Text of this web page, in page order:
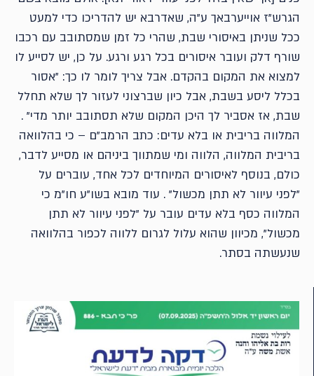
הגרש"ז אוייערבאך ע"ה, שאדרבא יש להדריכו כדי למעט
ככל שניתן באיסורי שבת, שהרי כל זמן שמסתובב עם רכבו
שורף דלק ועובר איסורים בכל רגע ורגע. על כן, יש לסייע לו
למצוא את המקום בהקדם. אבל צריך לומר לו כך: "אסור
בכלל ליסע בשבת, אבל כיון שברצוני לעזור לך שלא תחלל
שבת, אז אסביר לך היכן המקום שלא תסתובב יותר מדי" .
המלווה בריבית או בלא עדים: כתב הרמב"ם – כי בהלוואה
בריבית המלווה, הלווה ומי שמתווך ביניהם או מסייע לדבר,
כולם, בנוסף לאיסורים המיוחדים לכל אחד, עוברים על
"לפני עיוור לא תתן מכשול" . עוד מובא בשו"ע חו"מ כי
המלווה כסף בלא עדים עובר על "לפני עיוור לא תתן
מכשול", מכיוון שהוא עלול לגרום ללווה לכפור בהלוואה
שנעשתה בסתר.